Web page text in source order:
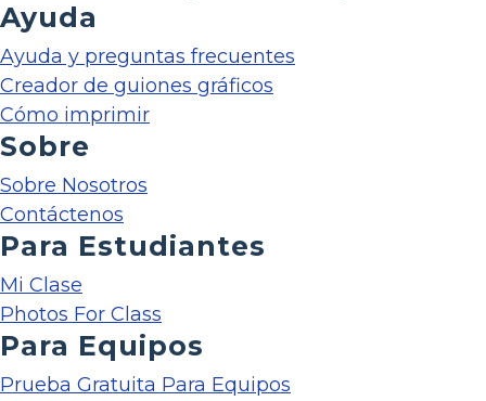
Ayuda
Ayuda y preguntas frecuentes
Creador de guiones gráficos
Cómo imprimir
Sobre
Sobre Nosotros
Contáctenos
Para Estudiantes
Mi Clase
Photos For Class
Para Equipos
Prueba Gratuita Para Equipos